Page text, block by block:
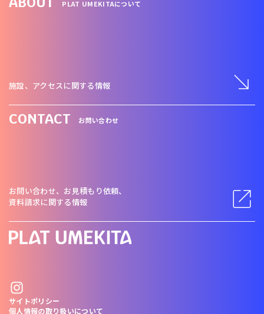
PLAT UMEKITAについて
施設、アクセスに関する情報
CONTACT お問い合わせ
お問い合わせ、お見積もり依頼、
資料請求に関する情報
サイトポリシー
個人情報の取り扱いについて